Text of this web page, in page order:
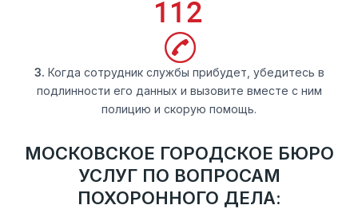
3. Когда сотрудник службы прибудет, убедитесь в
подлинности его данных и вызовите вместе с ним
полицию и скорую помощь.
МОСКОВСКОЕ ГОРОДСКОЕ БЮРО
УСЛУГ ПО ВОПРОСАМ
ПОХОРОННОГО ДЕЛА: